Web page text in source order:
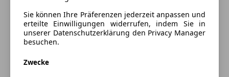
Sie können Ihre Präferenzen jederzeit anpassen und
erteilte Einwilligungen widerrufen, indem Sie in
unserer Datenschutzerklärung den Privacy Manager
besuchen.
Zwecke